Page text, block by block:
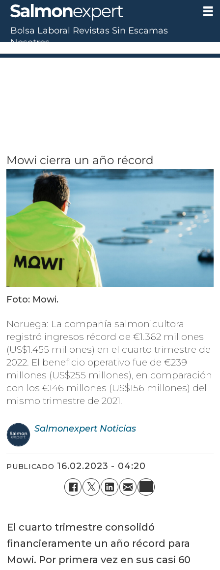
Mowi cierra un año récord
Foto: Mowi.
Noruega: La compañía salmonicultora
registró ingresos récord de €1.362 millones
(US$1.455 millones) en el cuarto trimestre de
2022. El beneficio operativo fue de €239
millones (US$255 millones), en comparación
con los €146 millones (US$156 millones) del
mismo trimestre de 2021.
Salmonexpert Noticias
PUBLICADO 16.02.2023 - 04:20
El cuarto trimestre consolidó
financieramente un año récord para
Mowi. Por primera vez en sus casi 60
Bolsa Laboral Revistas Sin Escamas
Nosotros